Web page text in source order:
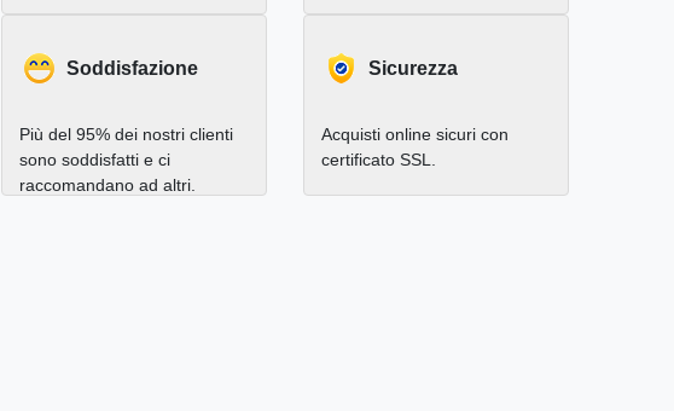
Soddisfazione
Più del 95% dei nostri clienti
sono soddisfatti e ci
raccomandano ad altri.
Sicurezza
Acquisti online sicuri con
certificato SSL.